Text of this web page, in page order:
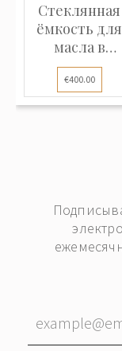
Стеклянная
ёмкость для
масла в
серебряной
оправе
€400.00